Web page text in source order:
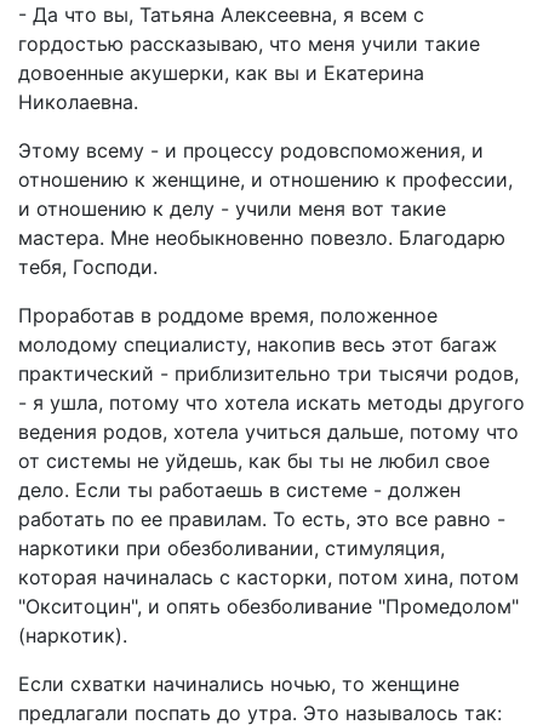
- Да что вы, Татьяна Алексеевна, я всем с
гордостью рассказываю, что меня учили такие
довоенные акушерки, как вы и Екатерина
Николаевна.
Этому всему - и процессу родовспоможения, и
отношению к женщине, и отношению к профессии,
и отношению к делу - учили меня вот такие
мастера. Мне необыкновенно повезло. Благодарю
тебя, Господи.
Проработав в роддоме время, положенное
молодому специалисту, накопив весь этот багаж
практический - приблизительно три тысячи родов,
- я ушла, потому что хотела искать методы другого
ведения родов, хотела учиться дальше, потому что
от системы не уйдешь, как бы ты не любил свое
дело. Если ты работаешь в системе - должен
работать по ее правилам. То есть, это все равно -
наркотики при обезболивании, стимуляция,
которая начиналась с касторки, потом хина, потом
"Окситоцин", и опять обезболивание "Промедолом"
(наркотик).
Если схватки начинались ночью, то женщине
предлагали поспать до утра. Это называлось так: